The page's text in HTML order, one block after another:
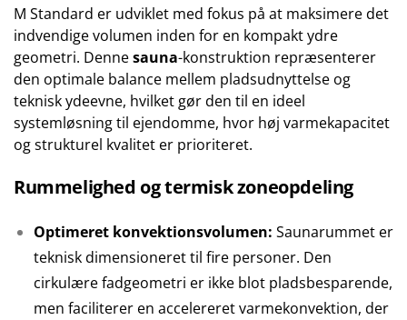
M Standard er udviklet med fokus på at maksimere det
indvendige volumen inden for en kompakt ydre
geometri. Dennesauna-konstruktion repræsenterer
den optimale balance mellem pladsudnyttelse og
teknisk ydeevne, hvilket gør den til en ideel
systemløsning til ejendomme, hvor høj varmekapacitet
og strukturel kvalitet er prioriteret.
Rummelighed og termisk zoneopdeling
Optimeret konvektionsvolumen: Saunarummet er
teknisk dimensioneret til fire personer. Den
cirkulære fadgeometri er ikke blot pladsbesparende,
men faciliterer en accelereret varmekonvektion, der